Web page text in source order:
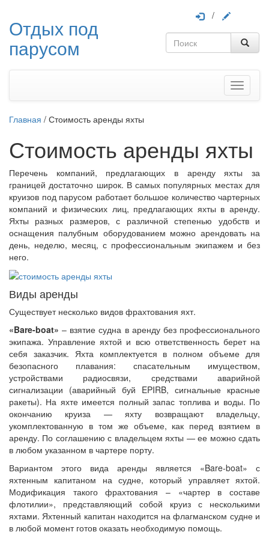
Отдых под
парусом
/
Меню
Главная / Стоимость аренды яхты
Стоимость аренды яхты
Перечень компаний, предлагающих в аренду яхты за
границей достаточно широк. В самых популярных местах для
круизов под парусом работает большое количество чартерных
компаний и физических лиц, предлагающих яхты в аренду.
Яхты разных размеров, с различной степенью удобств и
оснащения палубным оборудованием можно арендовать на
день, неделю, месяц, с профессиональным экипажем и без
него.
Виды аренды
Существует несколько видов фрахтования яхт.
«Bare-boat» – взятие судна в аренду без профессионального
экипажа. Управление яхтой и всю ответственность берет на
себя заказчик. Яхта комплектуется в полном объеме для
безопасного плавания: спасательным имуществом,
устройствами радиосвязи, средствами аварийной
сигнализации (аварийный буй EPIRB, сигнальные красные
ракеты). На яхте имеется полный запас топлива и воды. По
окончанию круиза — яхту возвращают владельцу,
укомплектованную в том же объеме, как перед взятием в
аренду. По соглашению с владельцем яхты — ее можно сдать
в любом указанном в чартере порту.
Вариантом этого вида аренды является «Bare-boat» с
яхтенным капитаном на судне, который управляет яхтой.
Модификация такого фрахтования – «чартер в составе
флотилии», представляющий собой круиз с несколькими
яхтами. Яхтенный капитан находится на флагманском судне и
в любой момент готов оказать необходимую помощь.